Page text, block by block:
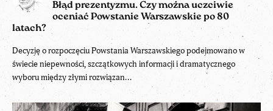
Błąd prezentyzmu. Czy można uczciwie
oceniać Powstanie Warszawskie po 80
latach?
Decyzję o rozpoczęciu Powstania Warszawskiego podejmowano w
świecie niepewności, szczątkowych informacji i dramatycznego
wyboru między złymi rozwiązan...